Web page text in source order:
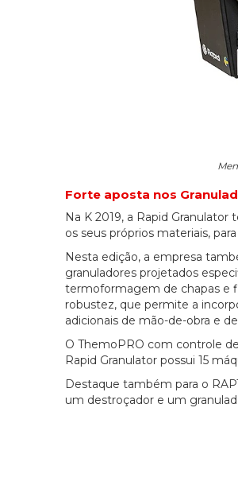
Forte aposta nos
Na K 2019, a Rapid
os seus próprios materiais,
Nesta edição, a empresa
granuladores projetados
termoformagem de chapas e
robustez, que permite a
adicionais de mão-de-obra e
O ThemoPRO com controle
Rapid Granulator possui 15
Destaque também para o
um destroçador e um